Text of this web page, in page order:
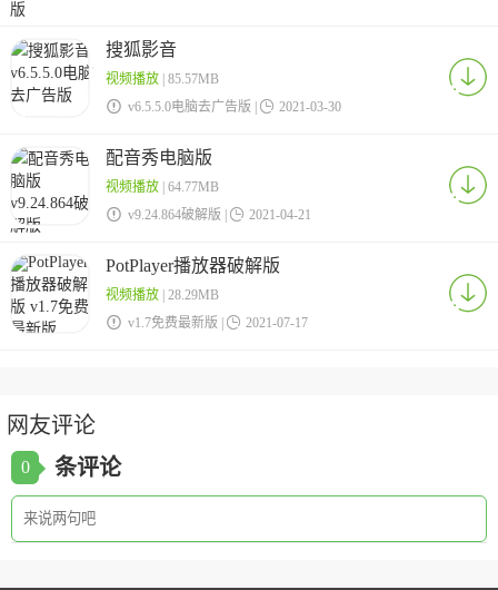
搜狐影音
视频播放| 85.57MB
 v6.5.5.0电脑去广告版 |  2021-03-30
配音秀电脑版
视频播放| 64.77MB
 v9.24.864破解版 |  2021-04-21
PotPlayer播放器破解版
视频播放| 28.29MB
 v1.7免费最新版 |  2021-07-17
网友评论
0 条评论